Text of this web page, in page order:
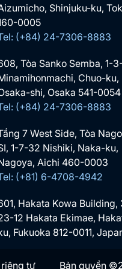
Shinjuku-ku,
0005
(+84) 24-7306-8883
Tòa Sanko Semba, 1-
Chuo-ku,
shi, Osaka 541-0054
(+84) 24-7306-8883
7 West Side, Tòa
1-7-32 Nishiki, Naka-ku,
Aichi 460-0003
(+81) 6-4708-4942
Hakata Kowa Building,
12 Hakata Ekimae,
Fukuoka 812-0011,
tư Bản quyền